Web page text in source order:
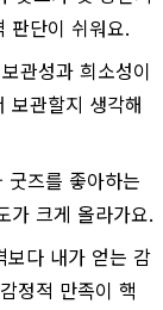
판단이 쉬워요.
관성과 희소성이
보관할지 생각해
굿즈를 좋아하는
가 크게 올라가요.
보다 내가 얻는 감
정적 만족이 핵